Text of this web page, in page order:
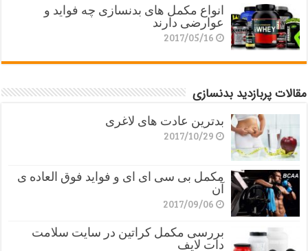
انواع مکمل های بدنسازی چه فواید و
عوارضی دارند
2017/05/16
مقالات پربازدید بدنسازی
بدترین عادت های لاغری
2017/10/29
مکمل بی سی ای ای و فواید فوق العاده ی
آن
2017/09/06
بررسی مکمل کراتین در سایت سلامت
دات لایف